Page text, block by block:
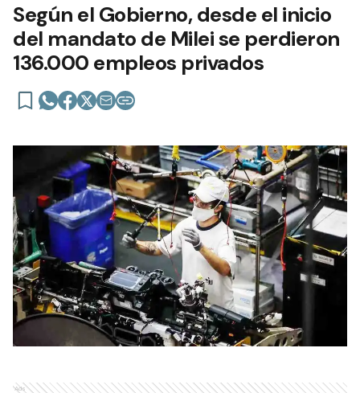
Según el Gobierno, desde el inicio
del mandato de Milei se perdieron
136.000 empleos privados
Ads